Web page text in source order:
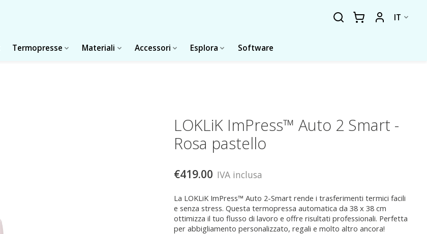
IT
Termopresse Materiali Accessori Esplora Software
LOKLiK ImPress™ Auto 2 Smart -
Rosa pastello
€419.00 IVA inclusa
La LOKLiK ImPress™ Auto 2-Smart rende i trasferimenti termici facili
e senza stress. Questa termopressa automatica da 38 x 38 cm
ottimizza il tuo flusso di lavoro e offre risultati professionali. Perfetta
per abbigliamento personalizzato, regali e molto altro ancora!